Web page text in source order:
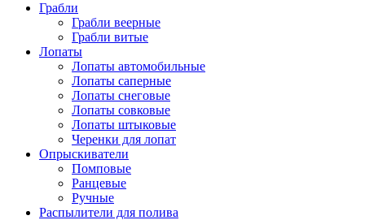
Грабли
Грабли веерные
Грабли витые
Лопаты
Лопаты автомобильные
Лопаты саперные
Лопаты снеговые
Лопаты совковые
Лопаты штыковые
Черенки для лопат
Опрыскиватели
Помповые
Ранцевые
Ручные
Распылители для полива